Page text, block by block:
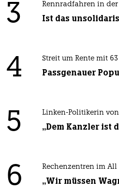
3 Rennradfahren in
Ist das
4 Streit um Rente mit 63
Passgenauer
5 Linken-Politikerin
„Dem Kanzler ist
6 Rechenzentren im All
„Wir müssen